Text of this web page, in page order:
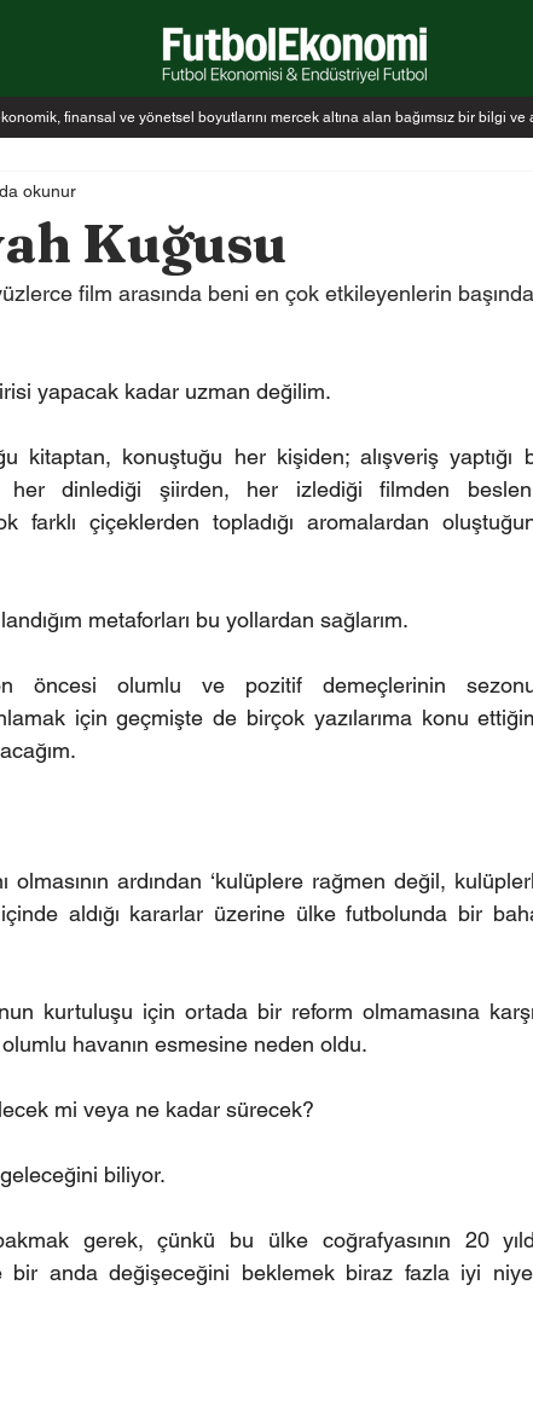
finansal ve yönetsel boyutlarını mercek altına alan bağımsız bir bilgi ve
Kuğusu
okunur
film arasında beni en çok etkileyenlerin başında
yapacak kadar uzman değilim.
kitaptan, konuştuğu her kişiden; alışveriş yaptığı
her dinlediği şiirden, her izlediği filmden
farklı çiçeklerden topladığı aromalardan
metaforları bu yollardan sağlarım.
öncesi olumlu ve pozitif demeçlerinin
için geçmişte de birçok yazılarıma konu
olmasının ardından ‘kulüplere rağmen değil,
aldığı kararlar üzerine ülke futbolunda bir
kurtuluşu için ortada bir reform olmamasına
havanın esmesine neden oldu.
mi veya ne kadar sürecek?
biliyor.
gerek, çünkü bu ülke coğrafyasının 20
bir anda değişeceğini beklemek biraz fazla iyi